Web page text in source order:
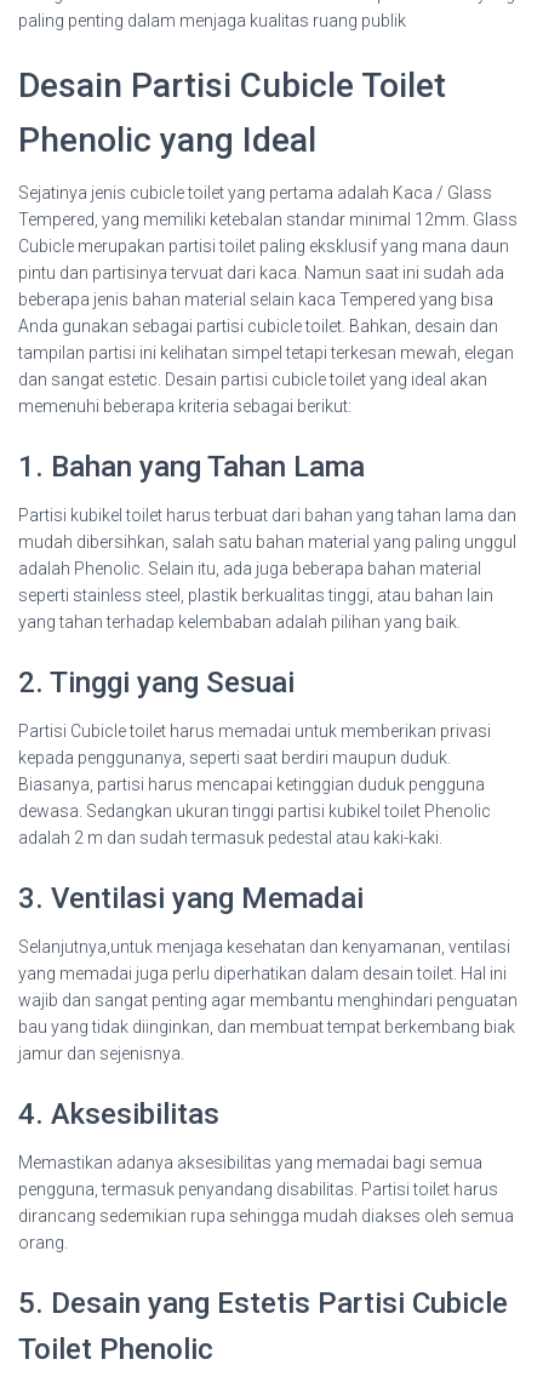
paling penting dalam menjaga kualitas ruang publik
Desain Partisi Cubicle Toilet
Phenolic yang Ideal
Sejatinya jenis cubicle toilet yang pertama adalah Kaca / Glass
Tempered, yang memiliki ketebalan standar minimal 12mm. Glass
Cubicle merupakan partisi toilet paling eksklusif yang mana daun
pintu dan partisinya tervuat dari kaca. Namun saat ini sudah ada
beberapa jenis bahan material selain kaca Tempered yang bisa
Anda gunakan sebagai partisi cubicle toilet. Bahkan, desain dan
tampilan partisi ini kelihatan simpel tetapi terkesan mewah, elegan
dan sangat estetic. Desain partisi cubicle toilet yang ideal akan
memenuhi beberapa kriteria sebagai berikut:
1. Bahan yang Tahan Lama
Partisi kubikel toilet harus terbuat dari bahan yang tahan lama dan
mudah dibersihkan, salah satu bahan material yang paling unggul
adalah Phenolic. Selain itu, ada juga beberapa bahan material
seperti stainless steel, plastik berkualitas tinggi, atau bahan lain
yang tahan terhadap kelembaban adalah pilihan yang baik.
2. Tinggi yang Sesuai
Partisi Cubicle toilet harus memadai untuk memberikan privasi
kepada penggunanya, seperti saat berdiri maupun duduk.
Biasanya, partisi harus mencapai ketinggian duduk pengguna
dewasa. Sedangkan ukuran tinggi partisi kubikel toilet Phenolic
adalah 2 m dan sudah termasuk pedestal atau kaki-kaki.
3. Ventilasi yang Memadai
Selanjutnya,untuk menjaga kesehatan dan kenyamanan, ventilasi
yang memadai juga perlu diperhatikan dalam desain toilet. Hal ini
wajib dan sangat penting agar membantu menghindari penguatan
bau yang tidak diinginkan, dan membuat tempat berkembang biak
jamur dan sejenisnya.
4. Aksesibilitas
Memastikan adanya aksesibilitas yang memadai bagi semua
pengguna, termasuk penyandang disabilitas. Partisi toilet harus
dirancang sedemikian rupa sehingga mudah diakses oleh semua
orang.
5. Desain yang Estetis Partisi Cubicle
Toilet Phenolic